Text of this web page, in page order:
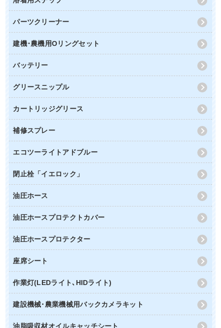
パーツクリーナー
建機･農機用Oリングセット
バッテリー
グリースニップル
カートリッジグリース
補修スプレー
エコツーライトアドブルー
閉止栓「イエロック」
油圧ホース
油圧ホースプロテクトカバー
油圧ホースプロテクター
座席シート
作業灯(LEDライト､HIDライト)
建設機械･農業機械用バックカメラキット
油脂吸収材オイルキャッチシート